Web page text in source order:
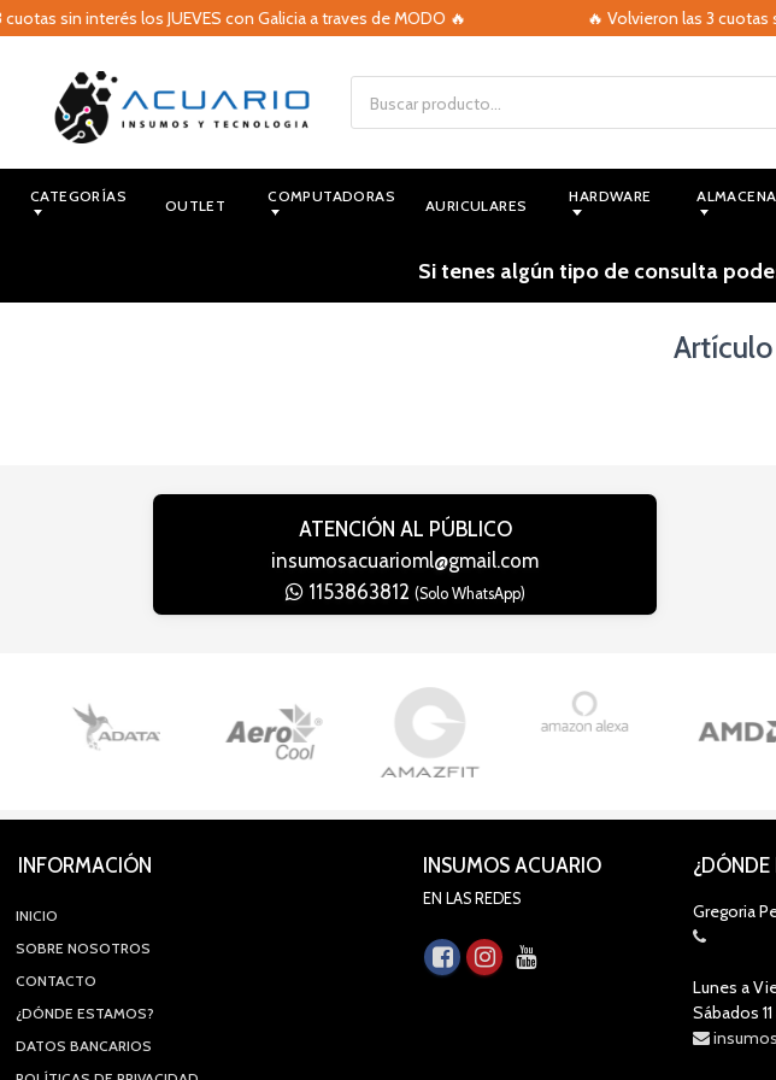
sin interés los JUEVES con Galicia a traves de MODO 🔥 🔥 Volvieron las 3 cuotas
CATEGORÍAS OUTLET COMPUTADORAS AURICULARES HARDWARE
Si tenes algún tipo de consulta
ATENCIÓN AL PÚBLICO
insumosacuarioml@gmail.com
1153863812 (Solo WhatsApp)
INFORMACIÓN
INICIO
SOBRE NOSOTROS
CONTACTO
¿DÓNDE ESTAMOS?
DATOS BANCARIOS
INSUMOS ACUARIO
EN LAS REDES
¿DÓNDE
Gregoria
Lunes a
Sábados 11